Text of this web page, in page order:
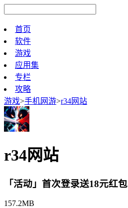
首页
软件
游戏
应用集
专栏
攻略
游戏>手机网游>r34网站
r34网站
「活动」首次登录送18元红包
157.2MB